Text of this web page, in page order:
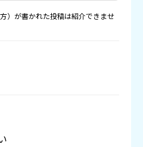
）が書かれた投稿は紹介できませ